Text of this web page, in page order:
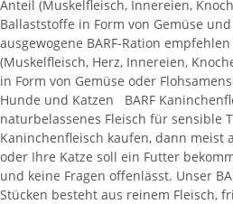
Anteil (Muskelfleisch, Innereien,
Ballaststoffe in Form von Gemüse
ausgewogene BARF-Ration
(Muskelfleisch, Herz, Innereien,
in Form von Gemüse oder
Hunde und Katzen BARF
naturbelassenes Fleisch für sensible
Kaninchenfleisch kaufen, dann meist
oder Ihre Katze soll ein Futter
und keine Fragen offenlässt. Unser
Stücken besteht aus reinem Fleisch,